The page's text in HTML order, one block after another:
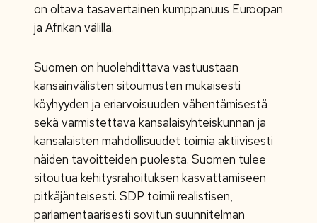
on oltava tasavertainen kumppanuus Euroopan
ja Afrikan välillä.
Suomen on huolehdittava vastuustaan
kansainvälisten sitoumusten mukaisesti
köyhyyden ja eriarvoisuuden vähentämisestä
sekä varmistettava kansalaisyhteiskunnan ja
kansalaisten mahdollisuudet toimia aktiivisesti
näiden tavoitteiden puolesta. Suomen tulee
sitoutua kehitysrahoituksen kasvattamiseen
pitkäjänteisesti. SDP toimii realistisen,
parlamentaarisesti sovitun suunnitelman